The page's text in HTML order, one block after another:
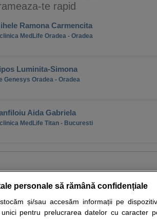
te rapid
Ramona Carmencita
MedLife Oradea - Oradea
Luminita-Simona
Genesys Oradea - Oradea
Aida Gabriela
MedLife Titan - Bucuresti
Autoevaluare simptome Interpretare analize
personale să rămână confidențiale
și/sau accesăm informații pe
pentru prelucrarea datelor cu caracter